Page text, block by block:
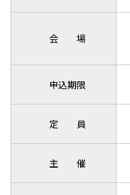
会 場
申込期限
定 員
主 催